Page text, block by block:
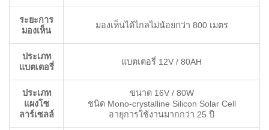
ระยะการ
มองเห็น
มองเห็นได้ไกลไม่น้อยกว่า 800 เมตร
ประเภท
แบตเตอรี่
แบตเตอรี่ 12V / 80AH
ประเภท
แผงโซ
ลาร์เซลล์
ขนาด 16V / 80W
ชนิด Mono-crystalline Silicon Solar Cell
อายุการใช้งานมากกว่า 25 ปี